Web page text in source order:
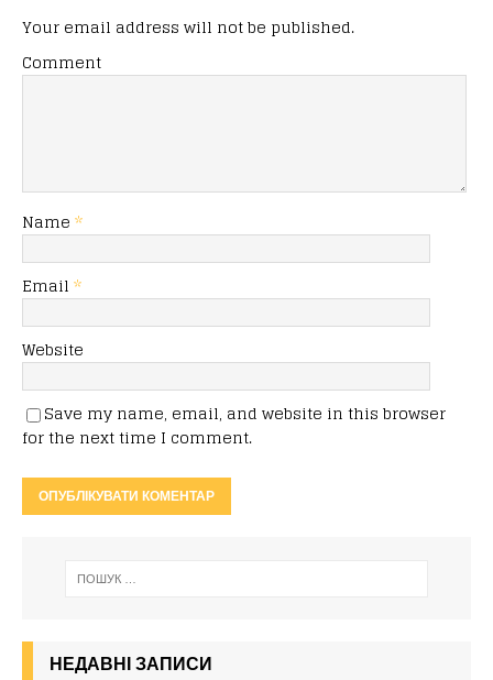
Your email address will not be published.
Comment
Name *
Email *
Website
Save my name, email, and website in this browser
for the next time I comment.
НЕДАВНІ ЗАПИСИ